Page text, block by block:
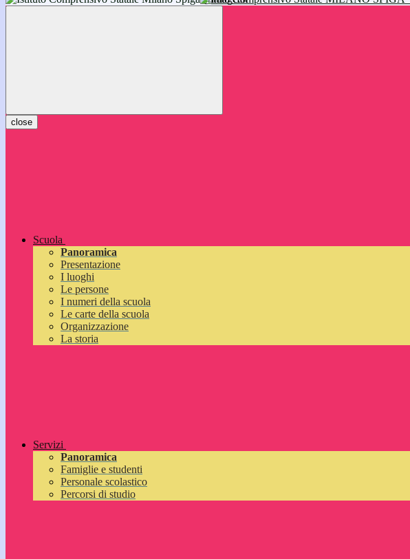
inizieranno il 14 settembre 2026: vi aspettiamo!
close
Scuola
Panoramica
Presentazione
I luoghi
Le persone
I numeri della scuola
Le carte della scuola
Organizzazione
La storia
Servizi
Panoramica
Famiglie e studenti
Personale scolastico
Percorsi di studio